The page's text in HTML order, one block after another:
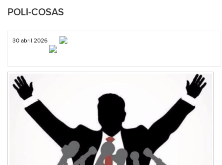
POLI-COSAS
30 abril 2026